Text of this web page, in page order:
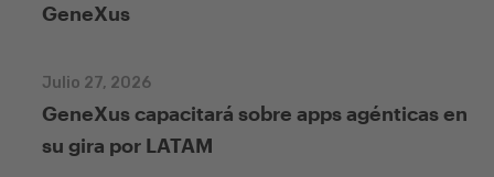
GeneXus
GeneXus capacitará sobre apps agénticas en
su gira por LATAM
Julio 27, 2026